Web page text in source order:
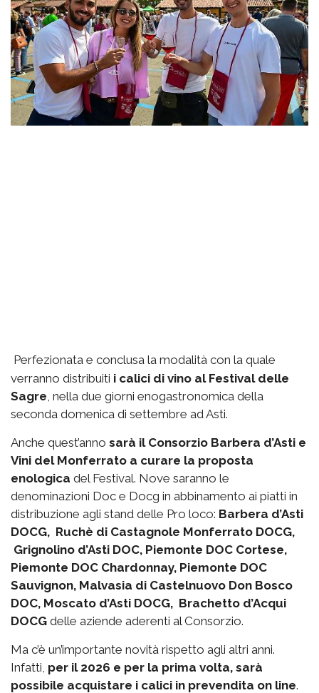
Perfezionata e conclusa la modalità con la quale
verranno distribuiti i calici di vino al Festival delle
Sagre , nella due giorni enogastronomica della
seconda domenica di settembre ad Asti.
Anche quest’anno sarà il Consorzio Barbera d’Asti e
Vini del Monferrato a curare la proposta
enologica del Festival. Nove saranno le
denominazioni Doc e Docg in abbinamento ai piatti in
distribuzione agli stand delle Pro loco: Barbera d’Asti
DOCG, Ruchè di Castagnole Monferrato DOCG,
Grignolino d’Asti DOC, Piemonte DOC Cortese,
Piemonte DOC Chardonnay, Piemonte DOC
Sauvignon, Malvasia di Castelnuovo Don Bosco
DOC, Moscato d’Asti DOCG, Brachetto d’Acqui
DOCG delle aziende aderenti al Consorzio.
Ma c’è un’importante novità rispetto agli altri anni.
Infatti, per il 2026 e per la prima volta, sarà
possibile acquistare i calici in prevendita on line.